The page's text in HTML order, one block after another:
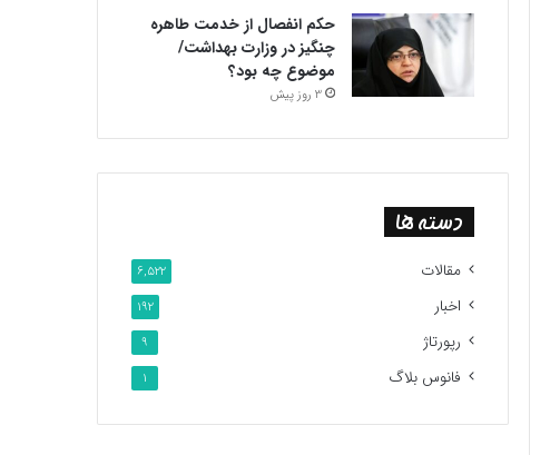
حکم انفصال از خدمت طاهره
چنگیز در وزارت بهداشت/
موضوع چه بود؟
3 روز پیش
دسته ها
مقالات 6,522
اخبار 192
رپورتاژ 9
فانوس بلاگ 1